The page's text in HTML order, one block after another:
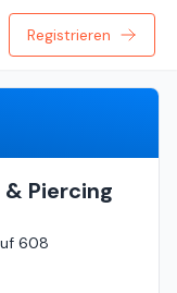
Registrieren
Piercing
608